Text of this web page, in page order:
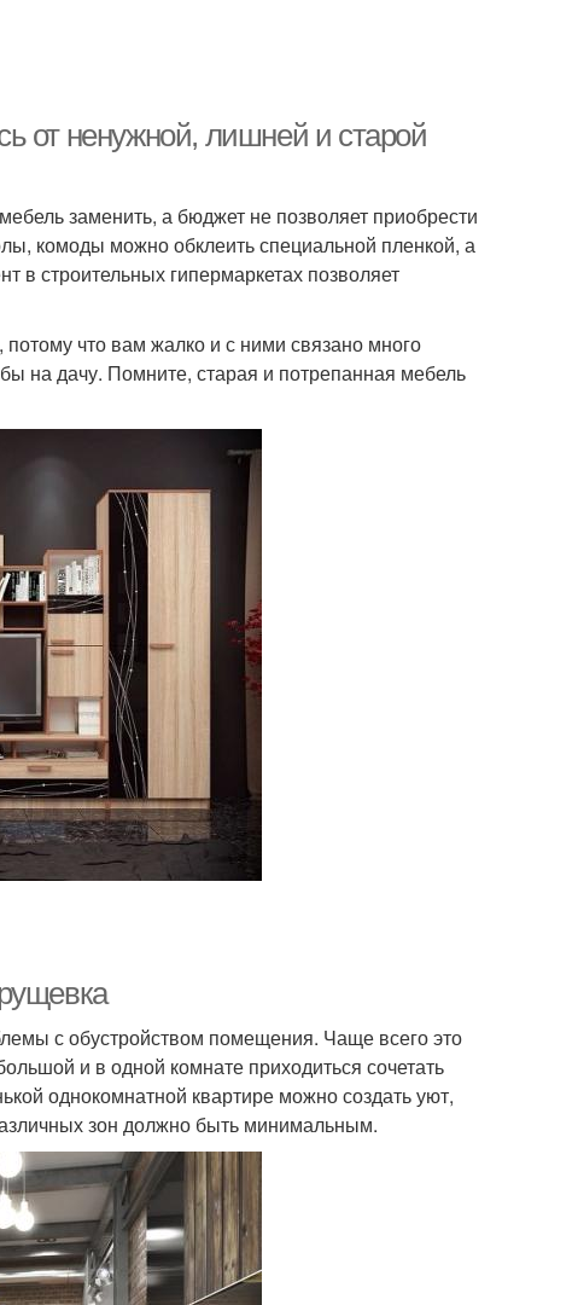
от ненужной, лишней и старой
заменить, а бюджет не позволяет приобрести
комоды можно обклеить специальной пленкой, а
в строительных гипермаркетах позволяет
что вам жалко и с ними связано много
на дачу. Помните, старая и потрепанная мебель
с обустройством помещения. Чаще всего это
и в одной комнате приходиться сочетать
однокомнатной квартире можно создать уют,
зон должно быть минимальным.